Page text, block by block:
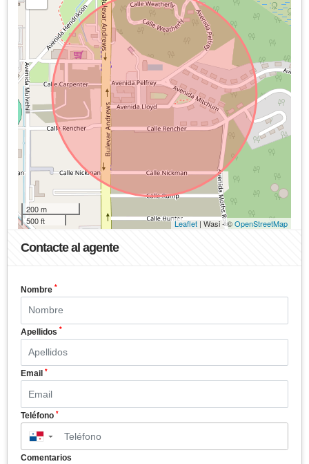
200 m
500 ft
Leaflet | Wasi - ©OpenStreetMap
Contacte al agente
Nombre *
Apellidos *
Email *
Teléfono *
▼
Comentarios